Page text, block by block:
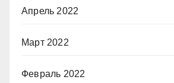
Апрель 2022
Март 2022
Февраль 2022